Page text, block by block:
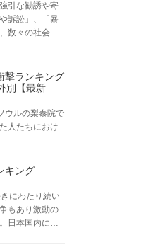
引な勧誘や寄
訴訟」、「暴
数々の社会
撃ランキング
別【最新
ウルの梨泰院で
人たちにおけ
キング
にわたり続い
もあり激動の
日本国内に…